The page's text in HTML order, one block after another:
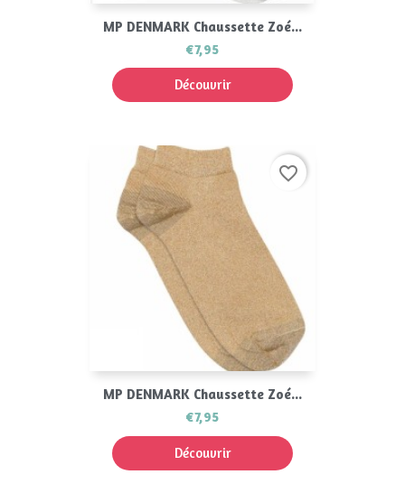
MP DENMARK Chaussette Zoé...
€7,95
Découvrir
MP DENMARK Chaussette Zoé...
€7,95
Découvrir
favorite_border